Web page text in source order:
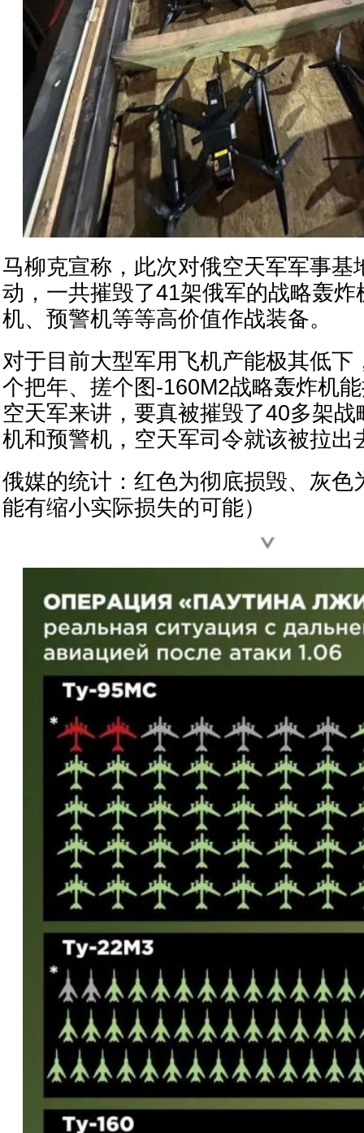
马柳克宣称，此次对俄空天军军事基
动，一共摧毁了41架俄军的战略轰炸
机、预警机等等高价值作战装备。
对于目前大型军用飞机产能极其低下
个把年、搓个图-160M2战略轰炸机
空天军来讲，要真被摧毁了40多架
机和预警机，空天军司令就该被拉
俄媒的统计：红色为彻底损毁、灰色
能有缩小实际损失的可能）